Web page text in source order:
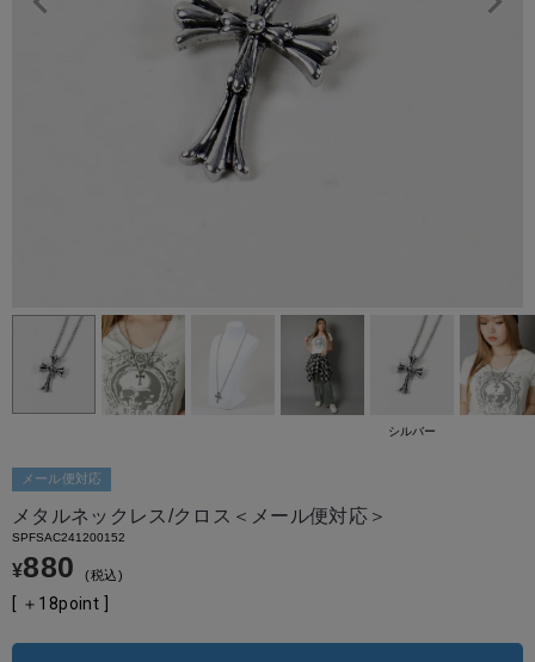
メール便対応
メタルネックレス/クロス＜メール便対応＞
SPFSAC241200152
¥880 税込
[ ＋ 18point ]
シルバー